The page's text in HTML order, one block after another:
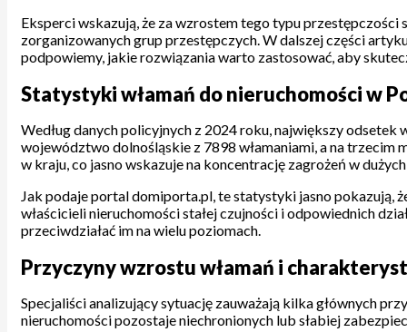
Eksperci wskazują, że za wzrostem tego typu
zorganizowanych grup przestępczych. W dalszej części
podpowiemy, jakie rozwiązania warto zastosować, aby
Statystyki włamań do nieruchomości w
Według danych policyjnych z 2024 roku, największy odsetek
województwo dolnośląskie z 7898 włamaniami, a na trzecim
w kraju, co jasno wskazuje na koncentrację zagrożeń w
Jak podaje portal domiporta.pl, te statystyki jasno pokazują,
właścicieli nieruchomości stałej czujności i odpowiednich
przeciwdziałać im na wielu poziomach.
Przyczyny wzrostu włamań i
Specjaliści analizujący sytuację zauważają kilka głównych
nieruchomości pozostaje niechronionych lub słabiej